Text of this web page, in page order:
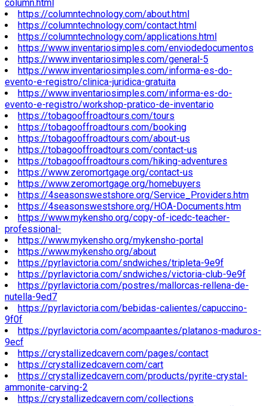
column.html
https://columntechnology.com/about.html
https://columntechnology.com/contact.html
https://columntechnology.com/applications.html
https://www.inventariosimples.com/enviodedocumentos
https://www.inventariosimples.com/general-5
https://www.inventariosimples.com/informa-es-do-
evento-e-registro/clinica-juridica-gratuita
https://www.inventariosimples.com/informa-es-do-
evento-e-registro/workshop-pratico-de-inventario
https://tobagooffroadtours.com/tours
https://tobagooffroadtours.com/booking
https://tobagooffroadtours.com/about-us
https://tobagooffroadtours.com/contact-us
https://tobagooffroadtours.com/hiking-adventures
https://www.zeromortgage.org/contact-us
https://www.zeromortgage.org/homebuyers
https://4seasonswestshore.org/Service_Providers.htm
https://4seasonswestshore.org/HOA-Documents.htm
https://www.mykensho.org/copy-of-icedc-teacher-
professional-
https://www.mykensho.org/mykensho-portal
https://www.mykensho.org/about
https://pyrlavictoria.com/sndwiches/tripleta-9e9f
https://pyrlavictoria.com/sndwiches/victoria-club-9e9f
https://pyrlavictoria.com/postres/mallorcas-rellena-de-
nutella-9ed7
https://pyrlavictoria.com/bebidas-calientes/capuccino-
9f0f
https://pyrlavictoria.com/acompaantes/platanos-maduros-
9ecf
https://crystallizedcavern.com/pages/contact
https://crystallizedcavern.com/cart
https://crystallizedcavern.com/products/pyrite-crystal-
ammonite-carving-2
https://crystallizedcavern.com/collections